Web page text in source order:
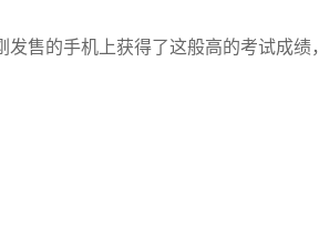
售的手机上获得了这般高的考试成绩，